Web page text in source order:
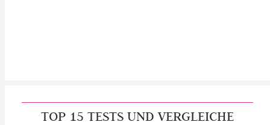
TOP 15 TESTS UND VERGLEICHE